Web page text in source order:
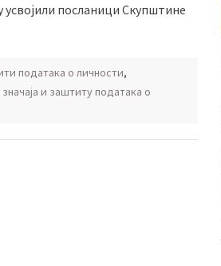
усвојили посланици Скупштине
података о личности,
и заштиту података о